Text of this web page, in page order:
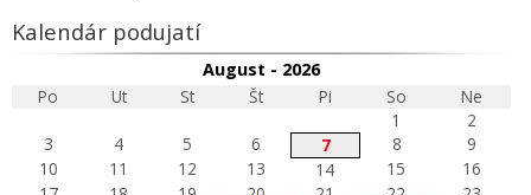
Kalendár podujatí
August - 2026
Po
Ut St Št Pi So
Ne
1
2
3
4 5 6 7 8
9
10
11 12 13 14 15
16